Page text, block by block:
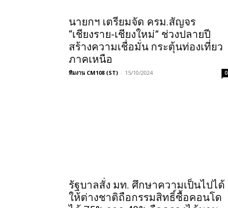
นายกฯ เตรียมจัด ครม.สัญจร
“เชียงราย-เชียงใหม่” ช่วงปลายปี
สร้างความเชื่อมั่น กระตุ้นท่องเที่ยว
ภาคเหนือ
ทีมงาน CM108 (ST) - 15/10/2024 0
รัฐบาลสั่ง มท. ศึกษาความเป็นไปได้
ให้ต่างชาติถือกรรมสิทธิ์ซื้อคอนโด